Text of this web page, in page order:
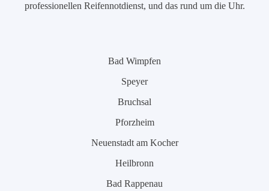
professionellen Reifennotdienst, und das rund um die Uhr.
Bad Wimpfen
Speyer
Bruchsal
Pforzheim
Neuenstadt am Kocher
Heilbronn
Bad Rappenau